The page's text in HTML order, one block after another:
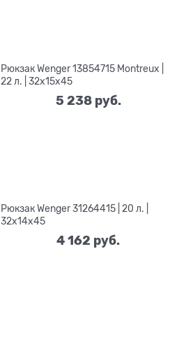
Рюкзак Wenger 13854715 Montreux |
22 л. | 32х15х45
5 238 руб.
Рюкзак Wenger 31264415 | 20 л. |
32х14х45
4 162 руб.